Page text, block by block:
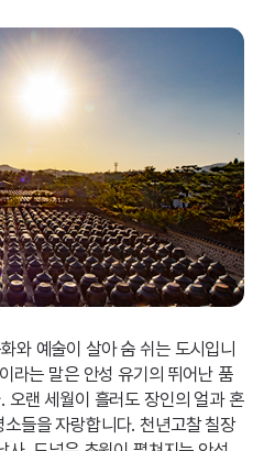
필요한 변화
않고, 입양까지 이어질 수 있
와 예술이 살아 숨 쉬는 도시입니
라는 말은 안성 유기의 뛰어난 품
오랜 세월이 흘러도 장인의 얼과 혼
들을 자랑합니다. 천년고찰 칠장